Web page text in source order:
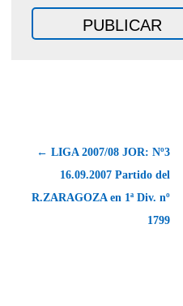
← LIGA 2007/08 JOR: Nº3
16.09.2007 Partido del
R.ZARAGOZA en 1ª Div. nº
1799